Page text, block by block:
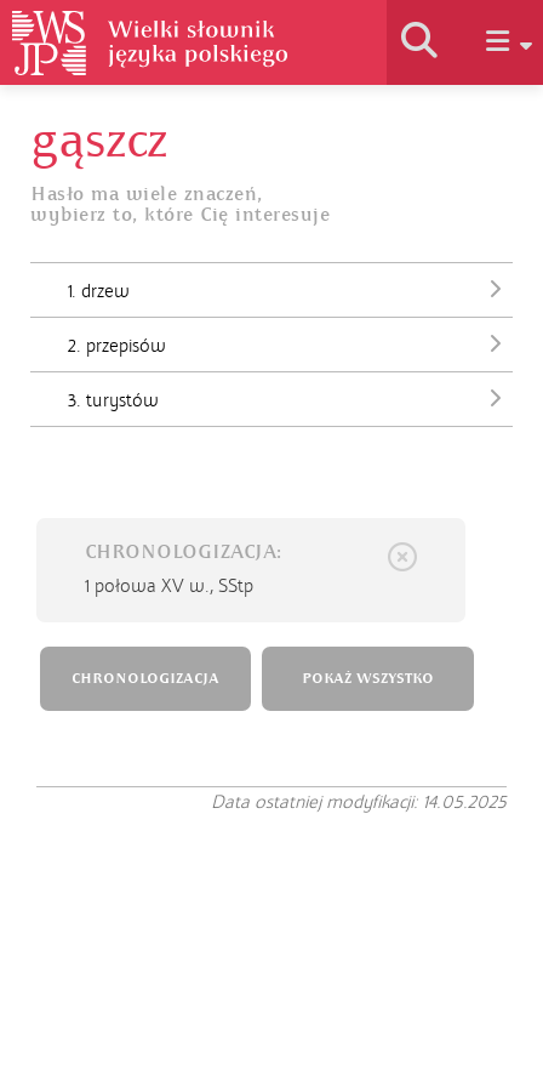
Jak korzystać
gąszcz
Hasło ma wiele znaczeń,
wybierz to, które Cię interesuje
1. drzew
2. przepisów
3. turystów
CHRONOLOGIZACJA:
1 połowa XV w., SStp
CHRONOLOGIZACJA POKAŻ WSZYSTKO
Data ostatniej modyfikacji: 14.05.2025